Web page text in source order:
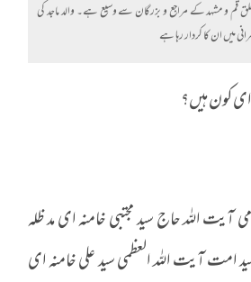
قم و مشہد کے مراجع و بزرگان سے وسیع ہے۔ والد ماجد کی
میں ان کا کردار رہا ہے
ای کون ہیں؟
آیت اللہ حاج سید مجتبی خامنہ ای مد ظلہ
امت آیت اللہ العظمی سید علی خامنہ ای